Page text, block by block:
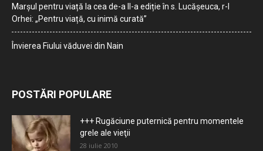
Marșul pentru viață la cea de-a II-a ediție în s. Lucășeuca, r-l
Orhei: „Pentru viață, cu inimă curată”
Învierea Fiului văduvei din Nain
POSTĂRI POPULARE
+++ Rugăciune puternică pentru momentele
grele ale vieţii
28 iulie 2010